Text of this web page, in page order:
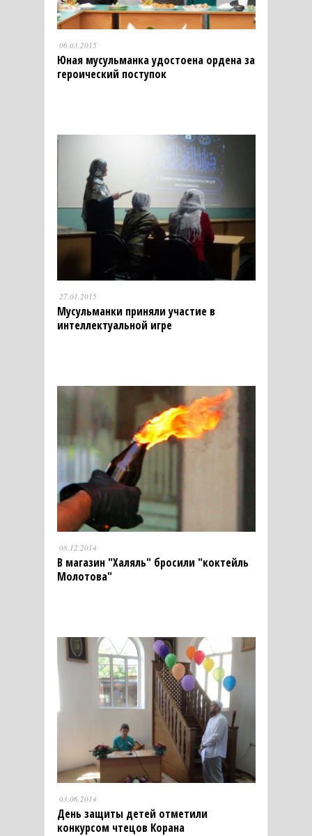
06.03.2015
Юная мусульманка удостоена ордена за
героический поступок
27.01.2015
Мусульманки приняли участие в
интеллектуальной игре
08.12.2014
В магазин "Халяль" бросили "коктейль
Молотова"
03.06.2014
День защиты детей отметили
конкурсом чтецов Корана